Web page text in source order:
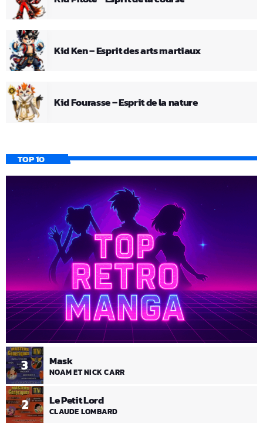
Kid Ken – Esprit des arts martiaux
Kid Fourasse – Esprit de la nature
TOP 10
2 Le Petit Lord
CLAUDE LOMBARD
3 Mask
NOAM ET NICK CARR